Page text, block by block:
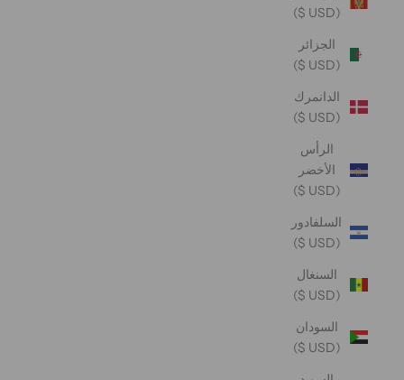
(USD $)
الجزائر
(USD $)
الدانمرك
(USD $)
الرأس
الأخضر
(USD $)
السلفادور
(USD $)
السنغال
(USD $)
السودان
(USD $)